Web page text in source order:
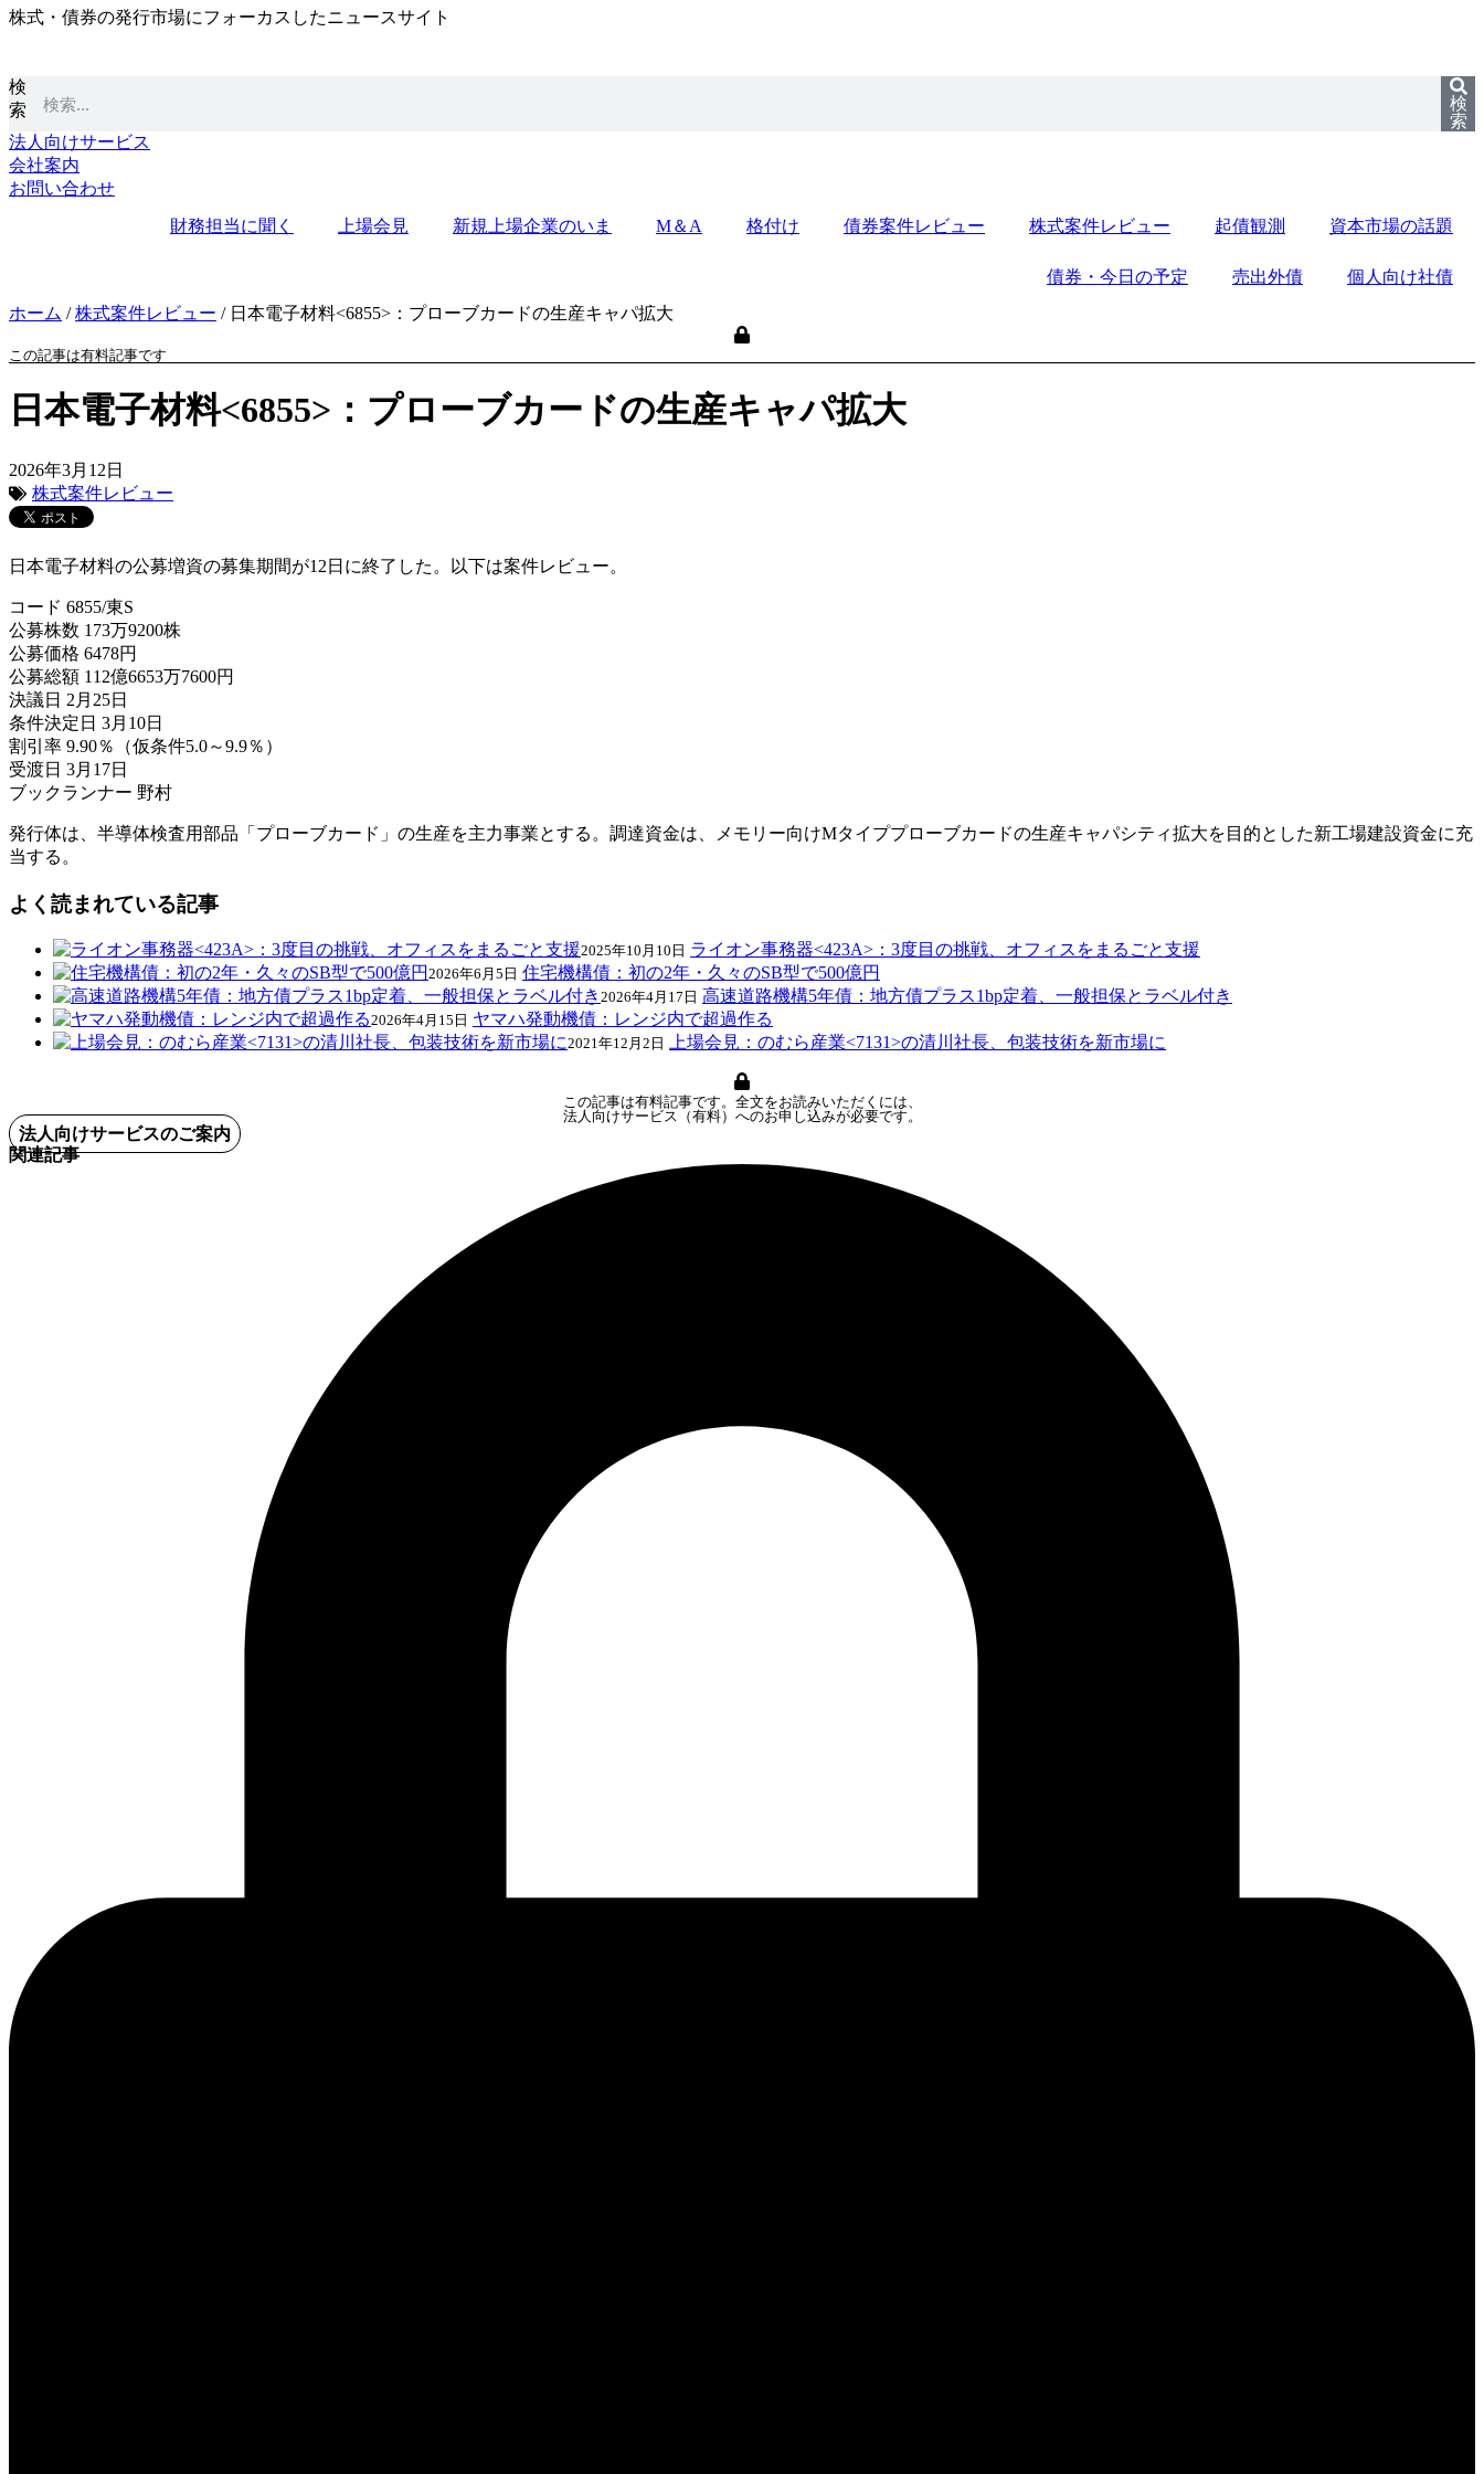
コ
ン
ツ
に
ス
キ
ッ
株式・債券の発行市場にフォーカスしたニュースサイト
検
索
検
索
法人向けサービス
会社案内
お問い合わせ
財務担当に聞く
上場会見 新規上場企業のいま M＆A 格付け 債券案件レビュー 株式案件レビュー 起債観測 資本市場の話題
債券・今日の予定 売出外債
個人向け社債
ホーム /株式案件レビュー / 日本電子材料<6855>：プローブカードの生産キャパ拡大
この記事は有料記事です
日本電子材料<6855>：プローブカードの生産キャパ拡大
2026年3月12日
株式案件レビュー
日本電子材料の公募増資の募集期間が12日に終了した。以下は案件レビュー。
コード 6855/東S
公募株数 173万9200株
公募価格 6478円
公募総額 112億6653万7600円
決議日 2月25日
条件決定日 3月10日
割引率 9.90％（仮条件5.0～9.9％）
受渡日 3月17日
ブックランナー 野村
発行体は、半導体検査用部品「プローブカード」の生産を主力事業とする。調達資金は、メモリー向けMタイププローブカードの生産キャパシティ拡大を目的とした新工場建設資金に充
当する。
よく読まれている記事
2025年10月10日 ライオン事務器<423A>：3度目の挑戦、オフィスをまるごと支援
2026年6月5日 住宅機構債：初の2年・久々のSB型で500億円
2026年4月17日 高速道路機構5年債：地方債プラス1bp定着、一般担保とラベル付き
2026年4月15日 ヤマハ発動機債：レンジ内で超過作る
2021年12月2日 上場会見：のむら産業<7131>の清川社長、包装技術を新市場に
この記事は有料記事です。全文をお読みいただくには、
法人向けサービス（有料）へのお申し込みが必要です。
法人向けサービスのご案内
関連記事